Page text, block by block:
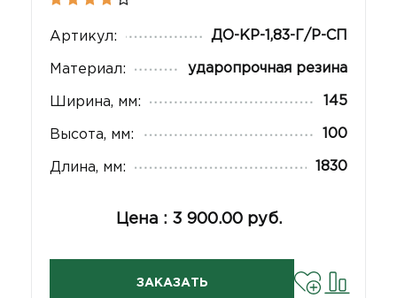
Артикул: ДО-КР-1,83-Г/Р-СП
Материал: ударопрочная резина
Ширина, мм: 145
Высота, мм: 100
Длина, мм: 1830
Цена : 3 900.00 руб.
ЗАКАЗАТЬ